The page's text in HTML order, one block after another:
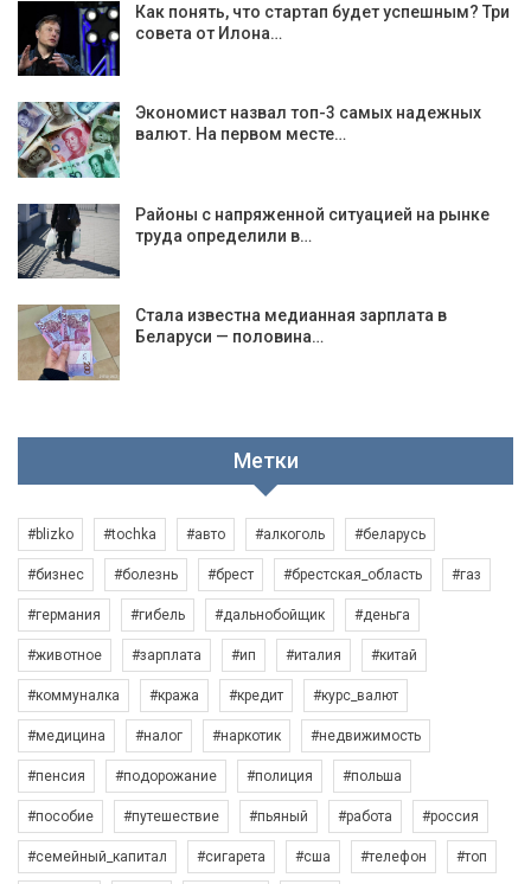
Как понять, что стартап будет успешным? Три
совета от Илона…
Экономист назвал топ-3 самых надежных
валют. На первом месте…
Районы с напряженной ситуацией на рынке
труда определили в…
Стала известна медианная зарплата в
Беларуси — половина…
Метки
#blizko #tochka #авто #алкоголь #беларусь
#бизнес #болезнь #брест #брестская_область #газ
#германия #гибель #дальнобойщик #деньга
#животное #зарплата #ип #италия #китай
#коммуналка #кража #кредит #курс_валют
#медицина #налог #наркотик #недвижимость
#пенсия #подорожание #полиция #польша
#пособие #путешествие #пьяный #работа #россия
#семейный_капитал #сигарета #сша #телефон #топ